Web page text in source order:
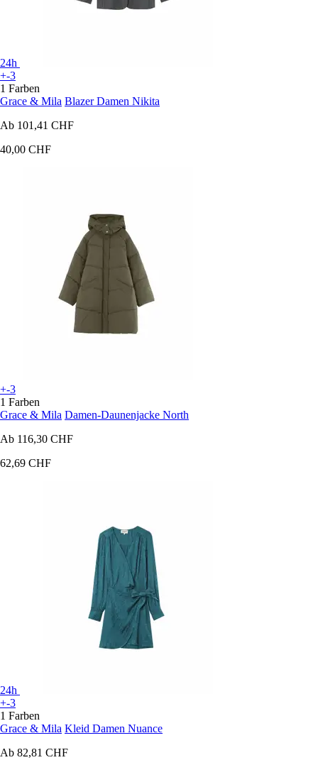
24h
+-3
1 Farben
Grace & Mila Blazer Damen Nikita
Ab 101,41 CHF
40,00 CHF
+-3
1 Farben
Grace & Mila Damen-Daunenjacke North
Ab 116,30 CHF
62,69 CHF
24h
+-3
1 Farben
Grace & Mila Kleid Damen Nuance
Ab 82,81 CHF